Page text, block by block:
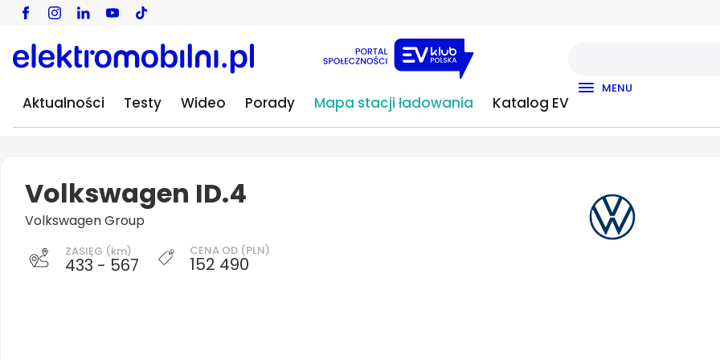
Aktualności Testy Wideo Porady Mapa stacji ładowania Katalog EV
MENU
Volkswagen ID.4
Volkswagen Group
ZASIĘG (km)
433 - 567
CENA OD (PLN)
152 490